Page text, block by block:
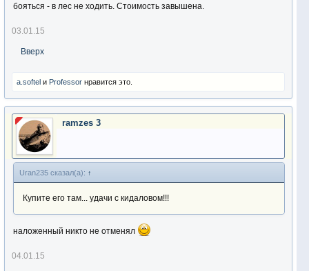
бояться - в лес не ходить. Стоимость завышена.
03.01.15
Вверх
a.softel и Professor нравится это.
ramzes 3
Uran235 сказал(а): ↑
Купите его там... удачи с кидаловом!!!
наложенный никто не отменял
04.01.15